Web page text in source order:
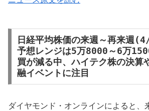
日経平均株価の来週～再来週
予想レンジは5万8000～6万
買が減る中、ハイテク株の決算
融イベントに注目
ダイヤモンド・オンラインによると、